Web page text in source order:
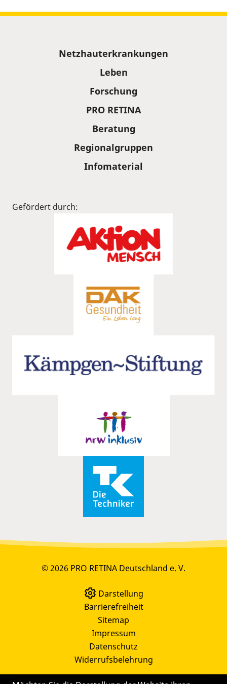
Netzhauterkrankungen
Leben
Forschung
PRO RETINA
Beratung
Regionalgruppen
Infomaterial
Gefördert durch:
© 2026 PRO RETINA Deutschland e. V.
Darstellung
Barrierefreiheit
Sitemap
Impressum
Datenschutz
Widerrufsbelehrung